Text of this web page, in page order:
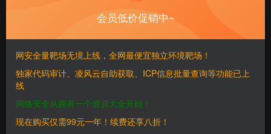
import sys
import requests
url = 'http://your_ip_here:8080'
password = 'test123'
sess = requests.Session()
会员低价促销中~
网安全量靶场无境上线，全网最便宜独立环境靶场！
独家代码审计、凌风云自助获取、ICP信息批量查询等功能已上
线
网络安全从拥有一个资源大全开始！
现在购买仅需99元一年！续费还享八折！